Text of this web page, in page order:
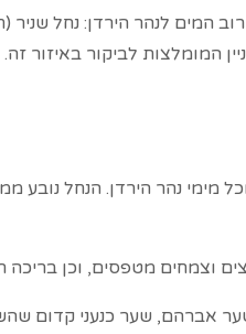
לנהר הירדן: נחל שניר
המומלצות לביקור באיזור זה.
נהר הירדן. הנחל נובע
וצמחים מטפסים, וכן
שער אברהם, שער כנעני